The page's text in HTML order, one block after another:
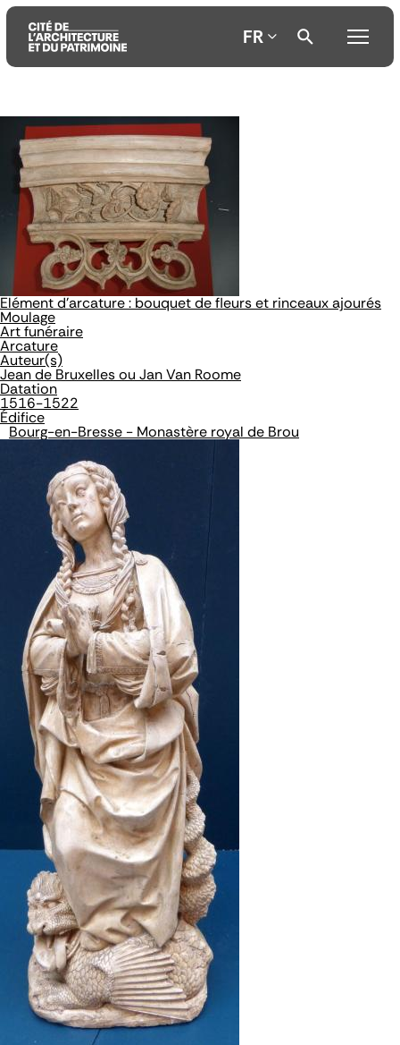
Aller
au
contenu
principal
Aller
au
menu
principal
Aller
recherche
FR
Elément d'arcature : bouquet de fleurs et rinceaux ajourés
Moulage
Art funéraire
Arcature
Auteur(s)
Jean de Bruxelles ou Jan Van Roome
Datation
1516-1522
Édifice
Bourg-en-Bresse - Monastère royal de Brou